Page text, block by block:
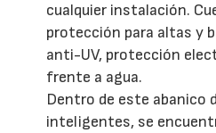
cualquier instalación.
protección para altas y
anti-UV, protección
frente a agua.
Dentro de este abanico
inteligentes, se